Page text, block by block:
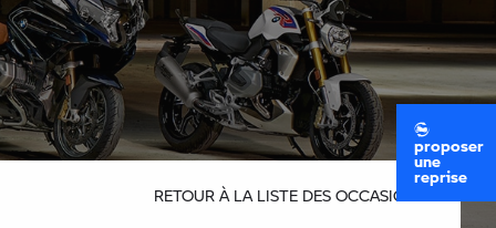
proposer
une
reprise
RETOUR À LA LISTE DES OCCASIONS